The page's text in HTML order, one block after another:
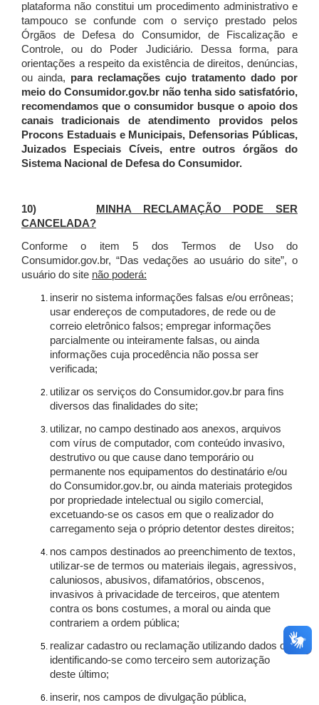
plataforma não constitui um procedimento administrativo e
tampouco se confunde com o serviço prestado pelos
Órgãos de Defesa do Consumidor, de Fiscalização e
Controle, ou do Poder Judiciário. Dessa forma, para
orientações a respeito da existência de direitos, denúncias,
ou ainda, para reclamações cujo tratamento dado por
meio do Consumidor.gov.br não tenha sido satisfatório,
recomendamos que o consumidor busque o apoio dos
canais tradicionais de atendimento providos pelos
Procons Estaduais e Municipais, Defensorias Públicas,
Juizados Especiais Cíveis, entre outros órgãos do
Sistema Nacional de Defesa do Consumidor.
10)
MINHA RECLAMAÇÃO PODE SER
CANCELADA?
Conforme o item 5 dos Termos de Uso do
Consumidor.gov.br, “Das vedações ao usuário do site”, o
usuário do site não poderá:
inserir no sistema informações falsas e/ou errôneas;
usar endereços de computadores, de rede ou de
correio eletrônico falsos; empregar informações
parcialmente ou inteiramente falsas, ou ainda
informações cuja procedência não possa ser
verificada;
utilizar os serviços do Consumidor.gov.br para fins
diversos das finalidades do site;
utilizar, no campo destinado aos anexos, arquivos
com vírus de computador, com conteúdo invasivo,
destrutivo ou que cause dano temporário ou
permanente nos equipamentos do destinatário e/ou
do Consumidor.gov.br, ou ainda materiais protegidos
por propriedade intelectual ou sigilo comercial,
excetuando-se os casos em que o realizador do
carregamento seja o próprio detentor destes direitos;
nos campos destinados ao preenchimento de textos,
utilizar-se de termos ou materiais ilegais, agressivos,
caluniosos, abusivos, difamatórios, obscenos,
invasivos à privacidade de terceiros, que atentem
contra os bons costumes, a moral ou ainda que
contrariem a ordem pública;
realizar cadastro ou reclamação utilizando dados ou
identificando-se como terceiro sem autorização
deste último;
inserir, nos campos de divulgação pública,